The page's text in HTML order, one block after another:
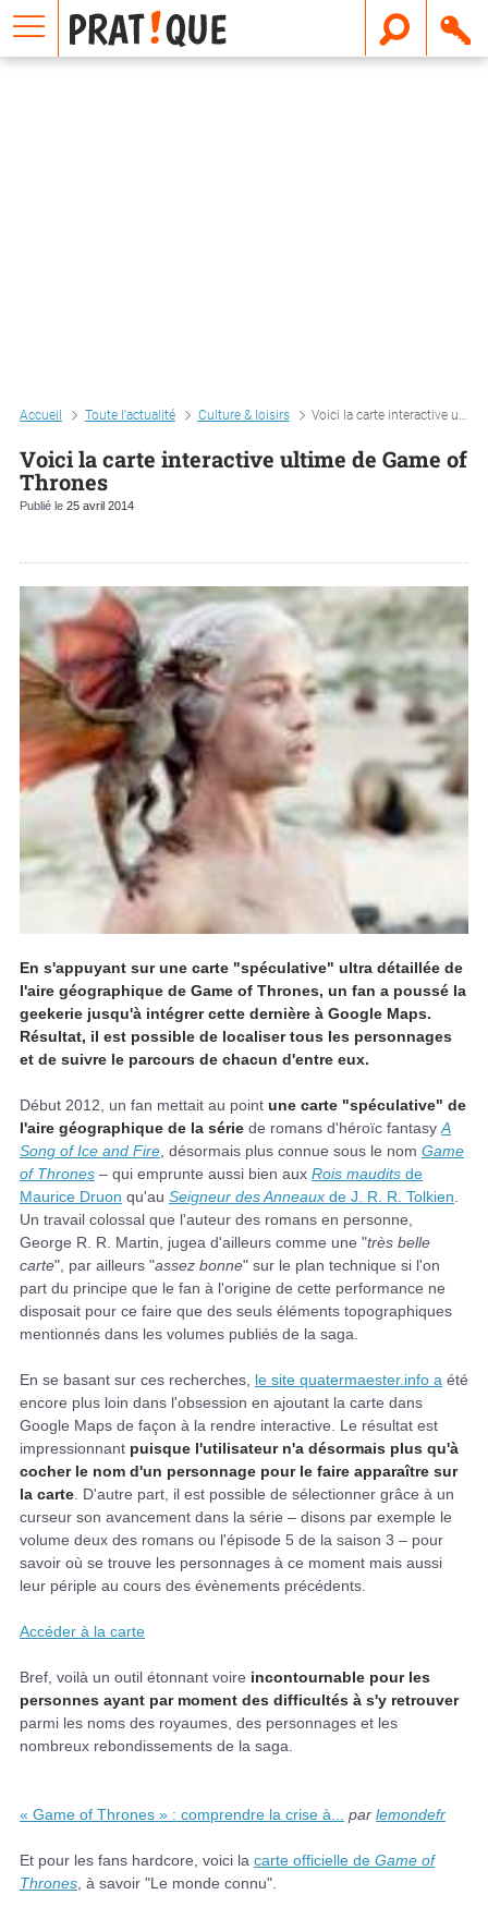
Accueil Toute l'actualité Culture & loisirs Voici la carte interactive ultime de game of thrones
Voici la carte interactive ultime de Game of
Thrones
Publié le 25 avril 2014
En s'appuyant sur une carte "spéculative" ultra détaillée de
l'aire géographique de Game of Thrones, un fan a poussé la
geekerie jusqu'à intégrer cette dernière à Google Maps.
Résultat, il est possible de localiser tous les personnages
et de suivre le parcours de chacun d'entre eux.
Début 2012, un fan mettait au point une carte "spéculative" de
l'aire géographique de la série de romans d'héroïc fantasy A
Song of Ice and Fire , désormais plus connue sous le nom Game
of Thrones – qui emprunte aussi bien aux Rois maudits de
Maurice Druon qu'au Seigneur des Anneaux de J. R. R. Tolkien
Un travail colossal que l'auteur des romans en personne,
George R. R. Martin, jugea d'ailleurs comme une "très belle
carte", par ailleurs "assez bonne" sur le plan technique si l'on
part du principe que le fan à l'origine de cette performance ne
disposait pour ce faire que des seuls éléments topographiques
mentionnés dans les volumes publiés de la saga.
En se basant sur ces recherches, le site quatermaester.info a été
encore plus loin dans l'obsession en ajoutant la carte dans
Google Maps de façon à la rendre interactive. Le résultat est
impressionnant puisque l'utilisateur n'a désormais plus qu'à
cocher le nom d'un personnage pour le faire apparaître sur
la carte . D'autre part, il est possible de sélectionner grâce à un
curseur son avancement dans la série – disons par exemple le
volume deux des romans ou l'épisode 5 de la saison 3 – pour
savoir où se trouve les personnages à ce moment mais aussi
leur périple au cours des évènements précédents.
Accéder à la carte
Bref, voilà un outil étonnant voire incontournable pour les
personnes ayant par moment des difficultés à s'y retrouver
parmi les noms des royaumes, des personnages et les
nombreux rebondissements de la saga.
« Game of Thrones » : comprendre la crise à... par lemondefr
Et pour les fans hardcore, voici la carte officielle de Game of
Thrones , à savoir "Le monde connu".
E
m
a